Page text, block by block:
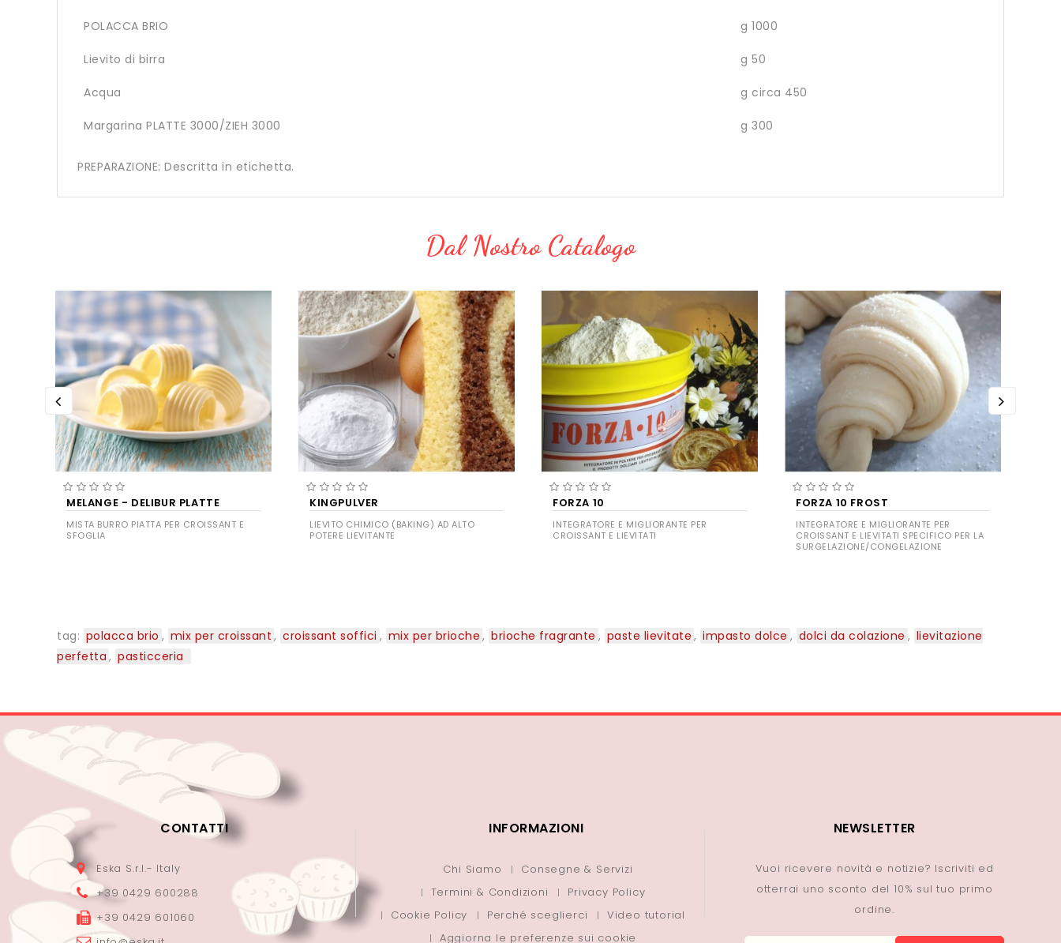
POLACCA BRIO g 1000
Lievito di birra g 50
Acqua g circa 450
Margarina PLATTE 3000/ZIEH 3000 g 300
PREPARAZIONE: Descritta in etichetta.
Dal Nostro Catalogo
MELANGE - DELIBUR PLATTE
MISTA BURRO PIATTA PER CROISSANT E
SFOGLIA
KINGPULVER
LIEVITO CHIMICO (BAKING) AD ALTO
POTERE LIEVITANTE
FORZA 10
INTEGRATORE E MIGLIORANTE PER
CROISSANT E LIEVITATI
FORZA 10 FROST
INTEGRATORE E MIGLIORANTE PER
CROISSANT E LIEVITATI SPECIFICO PER LA
SURGELAZIONE/CONGELAZIONE
tag: polacca brio , mix per croissant , croissant soffici , mix per brioche , brioche fragrante , paste lievitate , impasto dolce , dolci da colazione , lievitazione
perfetta , pasticceria
CONTATTI
Eska S.r.l.- Italy
+39 0429 600288
+39 0429 601060
INFORMAZIONI
Chi Siamo
Consegne & Servizi
Termini & Condizioni
Privacy Policy
Cookie Policy
Perché sceglierci
Video tutorial
Aggiorna le preferenze sui cookie
NEWSLETTER
Vuoi ricevere novità e notizie? Iscriviti ed
otterrai uno sconto del 10% sul tuo primo
ordine.